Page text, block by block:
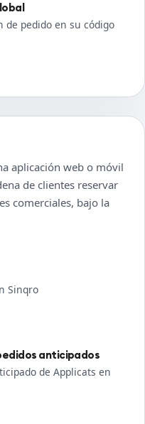
de pedido en su código
aplicación web o móvil
de clientes reservar
comerciales, bajo la
Sinqro
anticipados
de Applicats en